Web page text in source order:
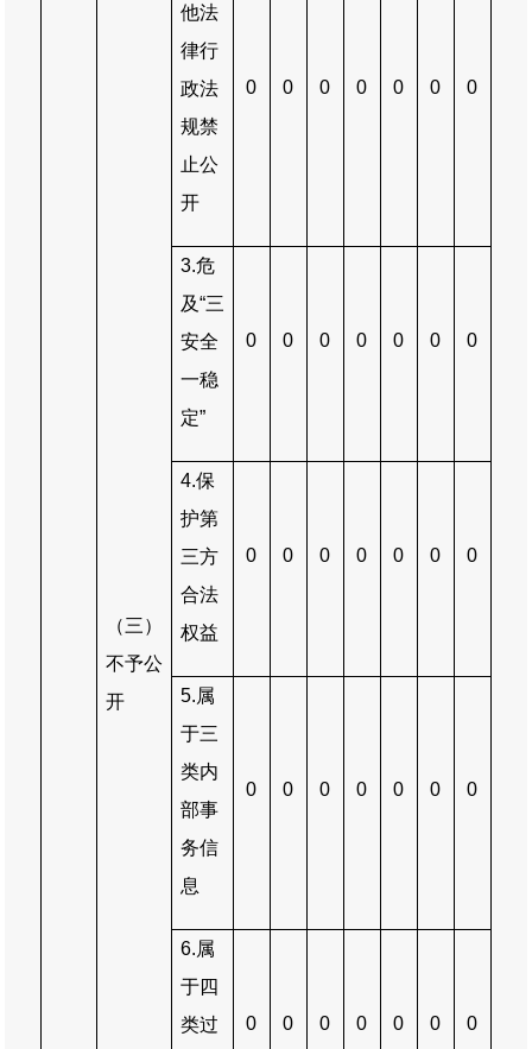
（三）
不予公
开
他法
律行
政法
规禁
止公
开
0 0 0 0 0 0 0
3.危
及“三
安全
一稳
定”
0 0 0 0 0 0 0
4.保
护第
三方
合法
权益
0 0 0 0 0 0 0
5.属
于三
类内
部事
务信
息
0 0 0 0 0 0 0
6.属
于四
类过
0 0 0 0 0 0 0